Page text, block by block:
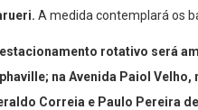
A medida contemplará os
estacionamento rotativo será
na Avenida Paiol
Correia e Paulo Pereira